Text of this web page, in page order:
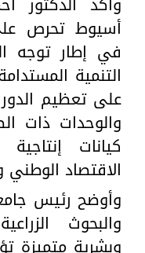
أسيوط تحرص
في إطار توجه
التنمية
على تعظيم
والوحدات ذات
كيانات
الاقتصاد
وأوضح رئيس
والبحوث
وبشرية متميزة